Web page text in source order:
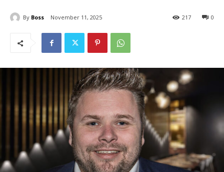
By Boss November 11, 2025 0
217